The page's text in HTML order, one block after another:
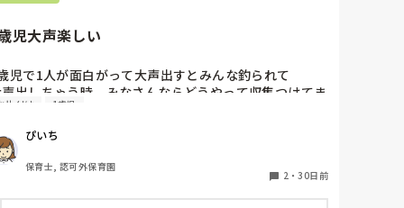
児大声楽しい
児で1人が面白がって大声出すとみんな釣られて
出しちゃう時、みなさんならどうやって収集つけてま
うとしましたが、収まるのは一瞬だけでまた始まっちゃ
ました…
お片付け 1歳児
ぴいち
保育士, 認可外保育園
2・30日前